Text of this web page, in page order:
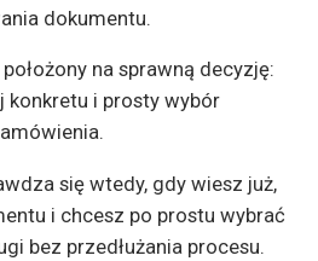
dokumentu.
na sprawną decyzję:
konkretu i prosty wybór
się wtedy, gdy wiesz już,
i chcesz po prostu wybrać
bez przedłużania procesu.